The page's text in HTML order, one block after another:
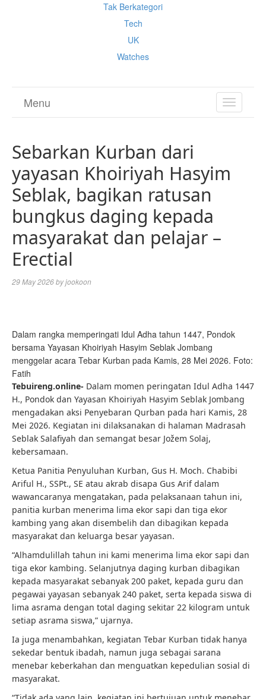
Tak Berkategori
Tech
UK
Watches
TOGGLE
Menu
Sebarkan Kurban dari
yayasan Khoiriyah Hasyim
Seblak, bagikan ratusan
bungkus daging kepada
masyarakat dan pelajar –
Erectial
29 May 2026byjookoon
Dalam rangka memperingati Idul Adha tahun 1447, Pondok
bersama Yayasan Khoiriyah Hasyim Seblak Jombang
menggelar acara Tebar Kurban pada Kamis, 28 Mei 2026. Foto:
Fatih
Tebuireng.online- Dalam momen peringatan Idul Adha 1447
H., Pondok dan Yayasan Khoiriyah Hasyim Seblak Jombang
mengadakan aksi Penyebaran Qurban pada hari Kamis, 28
Mei 2026. Kegiatan ini dilaksanakan di halaman Madrasah
Seblak Salafiyah dan semangat besar Jožem Solaj,
kebersamaan.
Ketua Panitia Penyuluhan Kurban, Gus H. Moch. Chabibi
Ariful H., SSPt., SE atau akrab disapa Gus Arif dalam
wawancaranya mengatakan, pada pelaksanaan tahun ini,
panitia kurban menerima lima ekor sapi dan tiga ekor
kambing yang akan disembelih dan dibagikan kepada
masyarakat dan keluarga besar yayasan.
“Alhamdulillah tahun ini kami menerima lima ekor sapi dan
tiga ekor kambing. Selanjutnya daging kurban dibagikan
kepada masyarakat sebanyak 200 paket, kepada guru dan
pegawai yayasan sebanyak 240 paket, serta kepada siswa di
lima asrama dengan total daging sekitar 22 kilogram untuk
setiap asrama siswa,” ujarnya.
Ia juga menambahkan, kegiatan Tebar Kurban tidak hanya
sekedar bentuk ibadah, namun juga sebagai sarana
menebar keberkahan dan menguatkan kepedulian sosial di
masyarakat.